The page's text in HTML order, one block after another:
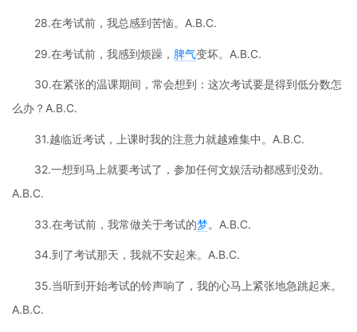
28.在考试前，我总感到苦恼。A.B.C.
29.在考试前，我感到烦躁， 脾气变坏。A.B.C.
30.在紧张的温课期间，常会想到：这次考试要是得到低分数怎
么办？A.B.C.
31.越临近考试，上课时我的注意力就越难集中。A.B.C.
32.一想到马上就要考试了，参加任何文娱活动都感到没劲。
A.B.C.
33.在考试前，我常做关于考试的梦。A.B.C.
34.到了考试那天，我就不安起来。A.B.C.
35.当听到开始考试的铃声响了，我的心马上紧张地急跳起来。
A.B.C.